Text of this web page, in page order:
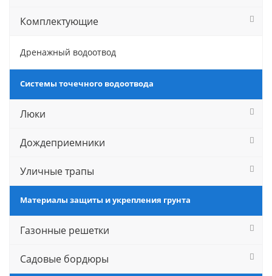
Комплектующие
Дренажный водоотвод
Системы точечного водоотвода
Люки
Дождеприемники
Уличные трапы
Материалы защиты и укрепления грунта
Газонные решетки
Садовые бордюры